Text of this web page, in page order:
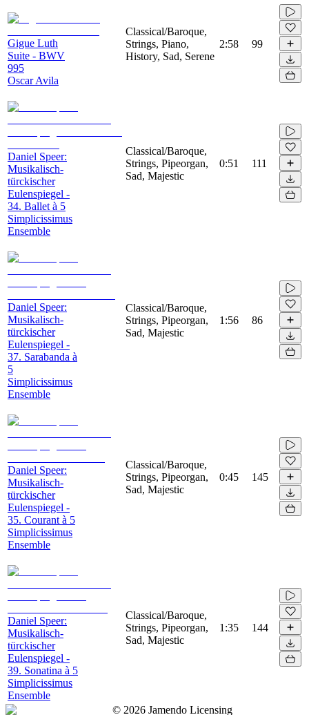
Gigue Luth
Suite - BWV
995
Oscar Avila
Classical/Baroque,
Strings, Piano,
History, Sad, Serene
2:58 99
Daniel Speer:
Musikalisch-
türckischer
Eulenspiegel -
34. Ballet à 5
Simplicissimus
Ensemble
Classical/Baroque,
Strings, Pipeorgan,
Sad, Majestic
0:51 111
Daniel Speer:
Musikalisch-
türckischer
Eulenspiegel -
37. Sarabanda à
5
Simplicissimus
Ensemble
Classical/Baroque,
Strings, Pipeorgan,
Sad, Majestic
1:56 86
Daniel Speer:
Musikalisch-
türckischer
Eulenspiegel -
35. Courant à 5
Simplicissimus
Ensemble
Classical/Baroque,
Strings, Pipeorgan,
Sad, Majestic
0:45 145
Daniel Speer:
Musikalisch-
türckischer
Eulenspiegel -
39. Sonatina à 5
Simplicissimus
Ensemble
Classical/Baroque,
Strings, Pipeorgan,
Sad, Majestic
1:35 144
© 2026 Jamendo Licensing